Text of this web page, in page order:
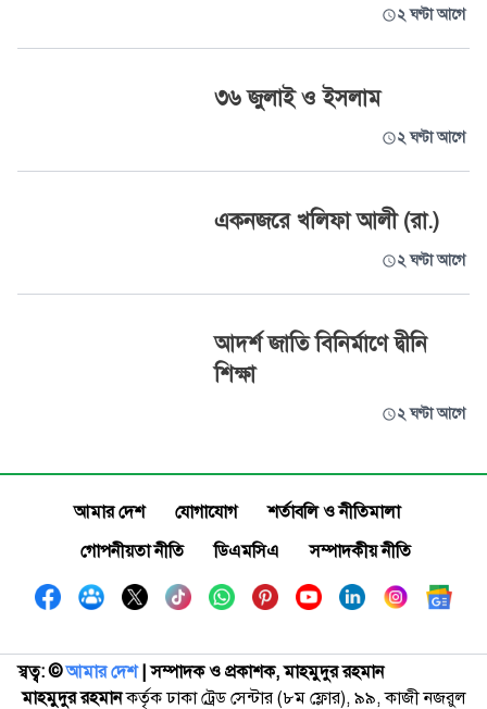
২ ঘণ্টা আগে
৩৬ জুলাই ও ইসলাম
২ ঘণ্টা আগে
একনজরে খলিফা আলী (রা.)
২ ঘণ্টা আগে
আদর্শ জাতি বিনির্মাণে দ্বীনি
শিক্ষা
২ ঘণ্টা আগে
আমার দেশ যোগাযোগ
শর্তাবলি ও নীতিমালা
গোপনীয়তা নীতি
ডিএমসিএ সম্পাদকীয় নীতি
স্বত্ব: ©️আমার দেশ| সম্পাদক ও প্রকাশক, মাহমুদুর রহমান
মাহমুদুর রহমানকর্তৃক ঢাকা ট্রেড সেন্টার (৮ম ফ্লোর), ৯৯, কাজী নজরুল